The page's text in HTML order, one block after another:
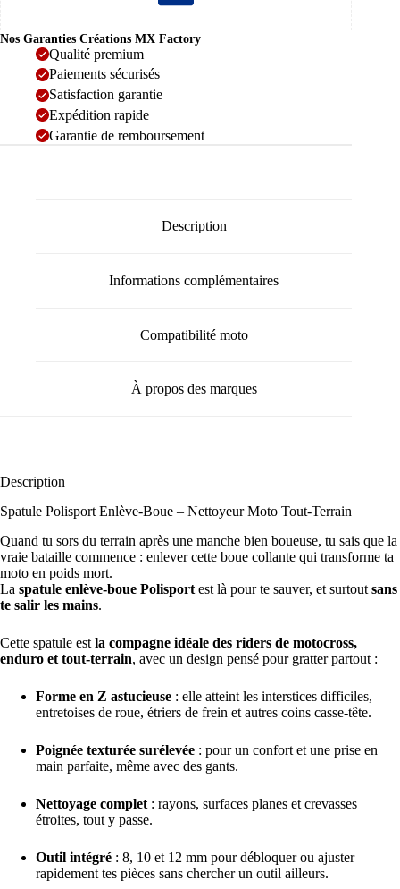
Nos Garanties Créations MX Factory
Qualité premium
Paiements sécurisés
Satisfaction garantie
Expédition rapide
Garantie de remboursement
Description
Informations complémentaires
Compatibilité moto
À propos des marques
Description
Spatule Polisport Enlève-Boue – Nettoyeur Moto Tout-Terrain
Quand tu sors du terrain après une manche bien boueuse, tu sais que la
vraie bataille commence : enlever cette boue collante qui transforme ta
moto en poids mort.
La spatule enlève-boue Polisport est là pour te sauver, et surtout sans
te salir les mains.
Cette spatule est la compagne idéale des riders de motocross,
enduro et tout-terrain, avec un design pensé pour gratter partout :
Forme en Z astucieuse : elle atteint les interstices difficiles,
entretoises de roue, étriers de frein et autres coins casse-tête.
Poignée texturée surélevée : pour un confort et une prise en
main parfaite, même avec des gants.
Nettoyage complet : rayons, surfaces planes et crevasses
étroites, tout y passe.
Outil intégré : 8, 10 et 12 mm pour débloquer ou ajuster
rapidement tes pièces sans chercher un outil ailleurs.